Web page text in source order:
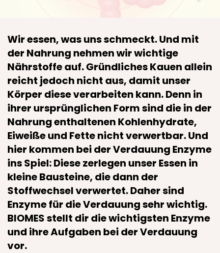
Wir essen, was uns schmeckt. Und mit
der Nahrung nehmen wir wichtige
Nährstoffe auf. Gründliches Kauen allein
reicht jedoch nicht aus, damit unser
Körper diese verarbeiten kann. Denn in
ihrer ursprünglichen Form sind die in der
Nahrung enthaltenen Kohlenhydrate,
Eiweiße und Fette nicht verwertbar. Und
hier kommen bei der Verdauung Enzyme
ins Spiel: Diese zerlegen unser Essen in
kleine Bausteine, die dann der
Stoffwechsel verwertet. Daher sind
Enzyme für die Verdauung sehr wichtig.
BIOMES stellt dir die wichtigsten Enzyme
und ihre Aufgaben bei der Verdauung
vor.